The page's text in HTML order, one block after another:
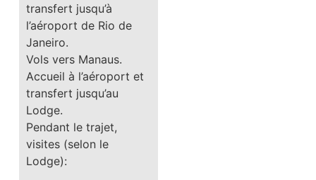
transfert jusqu’à
l’aéroport de Rio de
Janeiro.
Vols vers Manaus.
Accueil à l’aéroport et
transfert jusqu’au
Lodge.
Pendant le trajet,
visites (selon le
Lodge):